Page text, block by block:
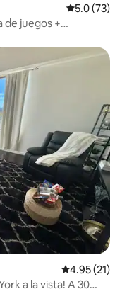
Calificación
5.0 (73)
de juegos +
Calificación
4.95 (21)
a la vista! A 30